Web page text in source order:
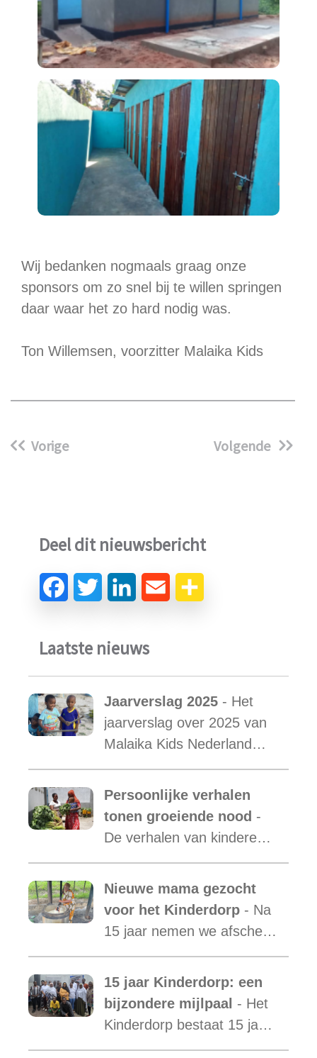
Wij bedanken nogmaals graag onze
sponsors om zo snel bij te willen springen
daar waar het zo hard nodig was.
Ton Willemsen, voorzitter Malaika Kids
Vorige Volgende
Deel dit nieuwsbericht
Laatste nieuws
Jaarverslag 2025 - Het
jaarverslag over 2025 van
Malaika Kids Nederland
met daarin opgenomen het
verslag van de activiteiten
van Malaika Kids Tanzania
is uit.
Persoonlijke verhalen
tonen groeiende nood -
De verhalen van kinderen
laten zien hoe essentieel
onze ondersteuning is,
terwijl de vraag blijft
toenemen.
Nieuwe mama gezocht
voor het Kinderdorp - Na
15 jaar nemen we afscheid
van Mama Ester. We
starten de zoektocht naar
een nieuwe mama met een
warm hart voor onze
15 jaar Kinderdorp: een
bijzondere mijlpaal - Het
Kinderdorp bestaat 15 jaar
en groeide uit tot een plek